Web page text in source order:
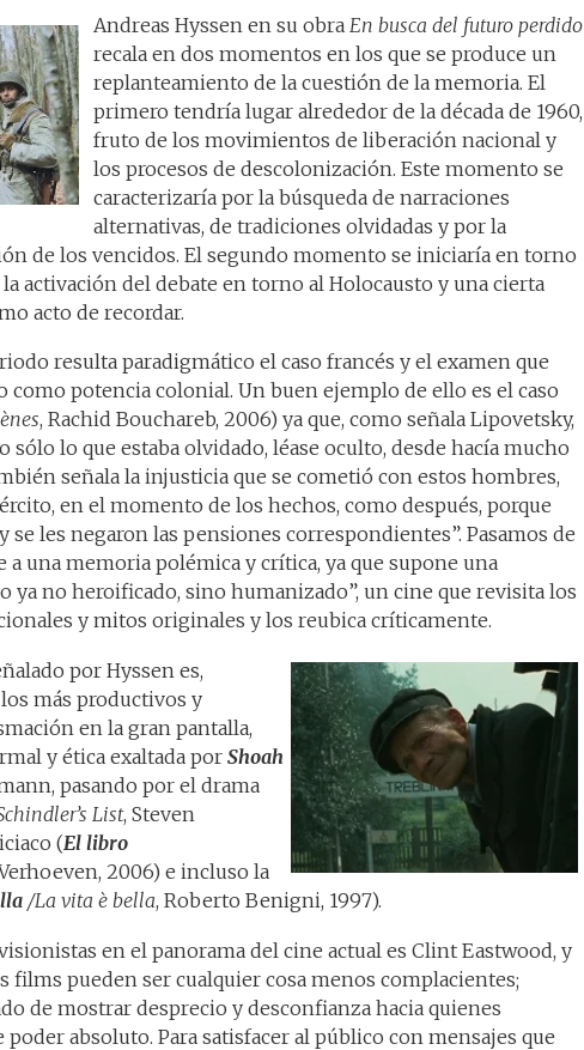
Andreas Hyssen en su obra En busca del futuro perdido
recala en dos momentos en los que se produce un
replanteamiento de la cuestión de la memoria. El
primero tendría lugar alrededor de la década de 1960,
fruto de los movimientos de liberación nacional y
los procesos de descolonización. Este momento se
caracterizaría por la búsqueda de narraciones
alternativas, de tradiciones olvidadas y por la
de los vencidos. El segundo momento se iniciaría en torno
la activación del debate en torno al Holocausto y una cierta
acto de recordar.
resulta paradigmático el caso francés y el examen que
como potencia colonial. Un buen ejemplo de ello es el caso
, Rachid Bouchareb, 2006) ya que, como señala Lipovetsky,
sólo lo que estaba olvidado, léase oculto, desde hacía mucho
señala la injusticia que se cometió con estos hombres,
en el momento de los hechos, como después, porque
se les negaron las pensiones correspondientes”. Pasamos de
una memoria polémica y crítica, ya que supone una
ya no heroificado, sino humanizado”, un cine que revisita los
y mitos originales y los reubica críticamente.
por Hyssen es,
más productivos y
en la gran pantalla,
y ética exaltada por Shoah
pasando por el drama
List, Steven
(El libro
2006) e incluso la
/La vita è bella, Roberto Benigni, 1997).
en el panorama del cine actual es Clint Eastwood, y
films pueden ser cualquier cosa menos complacientes;
de mostrar desprecio y desconfianza hacia quienes
absoluto. Para satisfacer al público con mensajes que